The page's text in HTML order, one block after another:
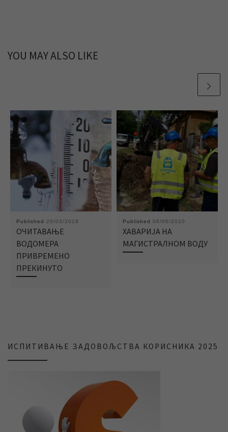
YOU MAY ALSO LIKE
Published 20/03/2018
ОЧИТАВАЊЕ
ВОДОМЕРА
ПРИВРЕМЕНО
ПРЕКИНУТО
Published 06/06/2020
ХАВАРИЈА НА
МАГИСТРАЛНОМ ВОДУ
ИСПИТИВАЊЕ ЗАДОВОЉСТВА КОРИСНИКА 2025